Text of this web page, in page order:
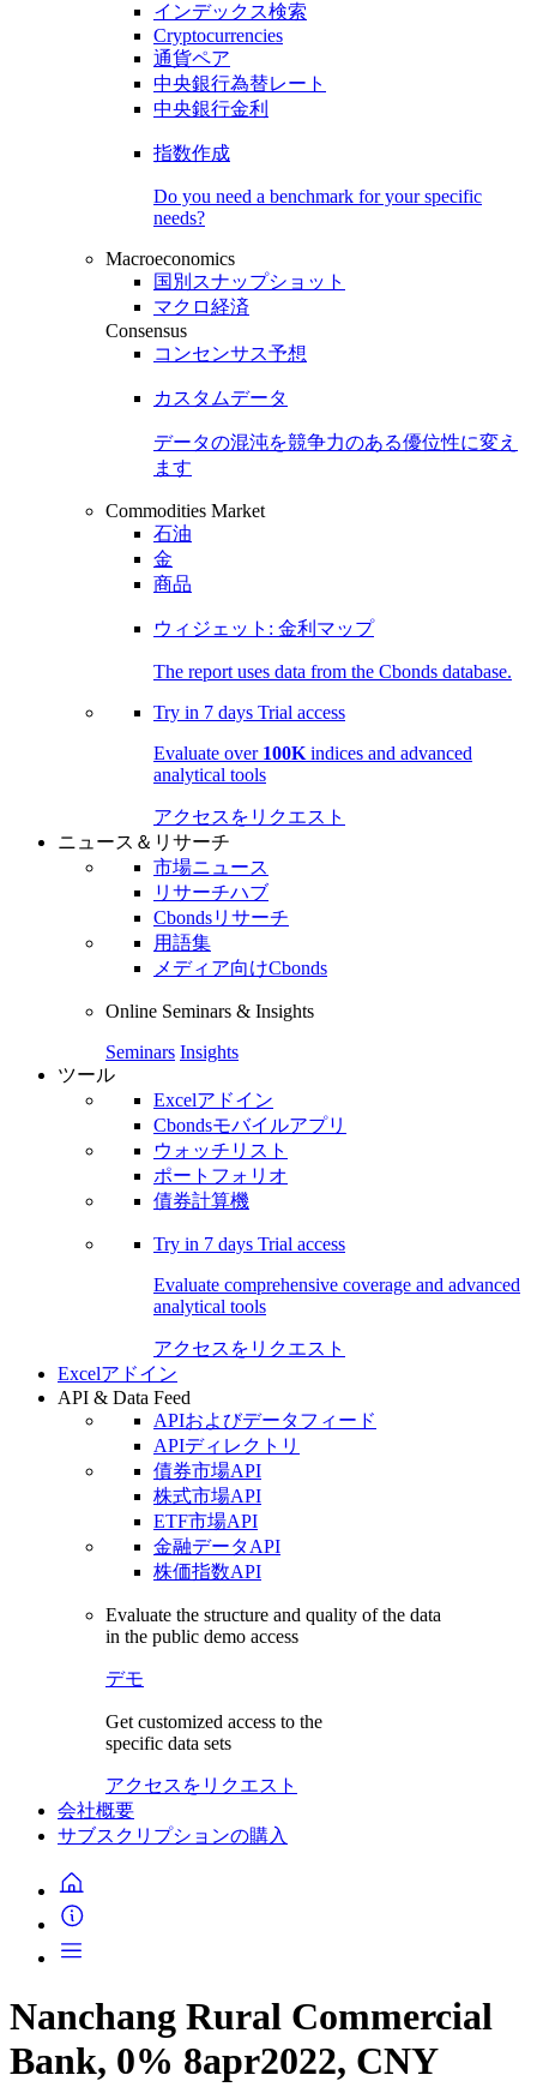
インデックス検索
Cryptocurrencies
通貨ペア
中央銀行為替レート
中央銀行金利
指数作成
Do you need a benchmark for your specific
needs?
Macroeconomics
国別スナップショット
マクロ経済
Consensus
コンセンサス予想
カスタムデータ
データの混沌を競争力のある優位性に変え
ます
Commodities Market
石油
金
商品
ウィジェット: 金利マップ
The report uses data from the Cbonds database.
Try in 7 days Trial access
Evaluate over 100K indices and advanced
analytical tools
アクセスをリクエスト
ニュース＆リサーチ
市場ニュース
リサーチハブ
Cbondsリサーチ
用語集
メディア向けCbonds
Online Seminars & Insights
Seminars Insights
ツール
Excelアドイン
Cbondsモバイルアプリ
ウォッチリスト
ポートフォリオ
債券計算機
Try in 7 days Trial access
Evaluate comprehensive coverage and advanced
analytical tools
アクセスをリクエスト
Excelアドイン
API & Data Feed
APIおよびデータフィード
APIディレクトリ
債券市場API
株式市場API
ETF市場API
金融データAPI
株価指数API
Evaluate the structure and quality of the data
in the public demo access
デモ
Get customized access to the
specific data sets
アクセスをリクエスト
会社概要
サブスクリプションの購入
Nanchang Rural Commercial
Bank, 0% 8apr2022, CNY